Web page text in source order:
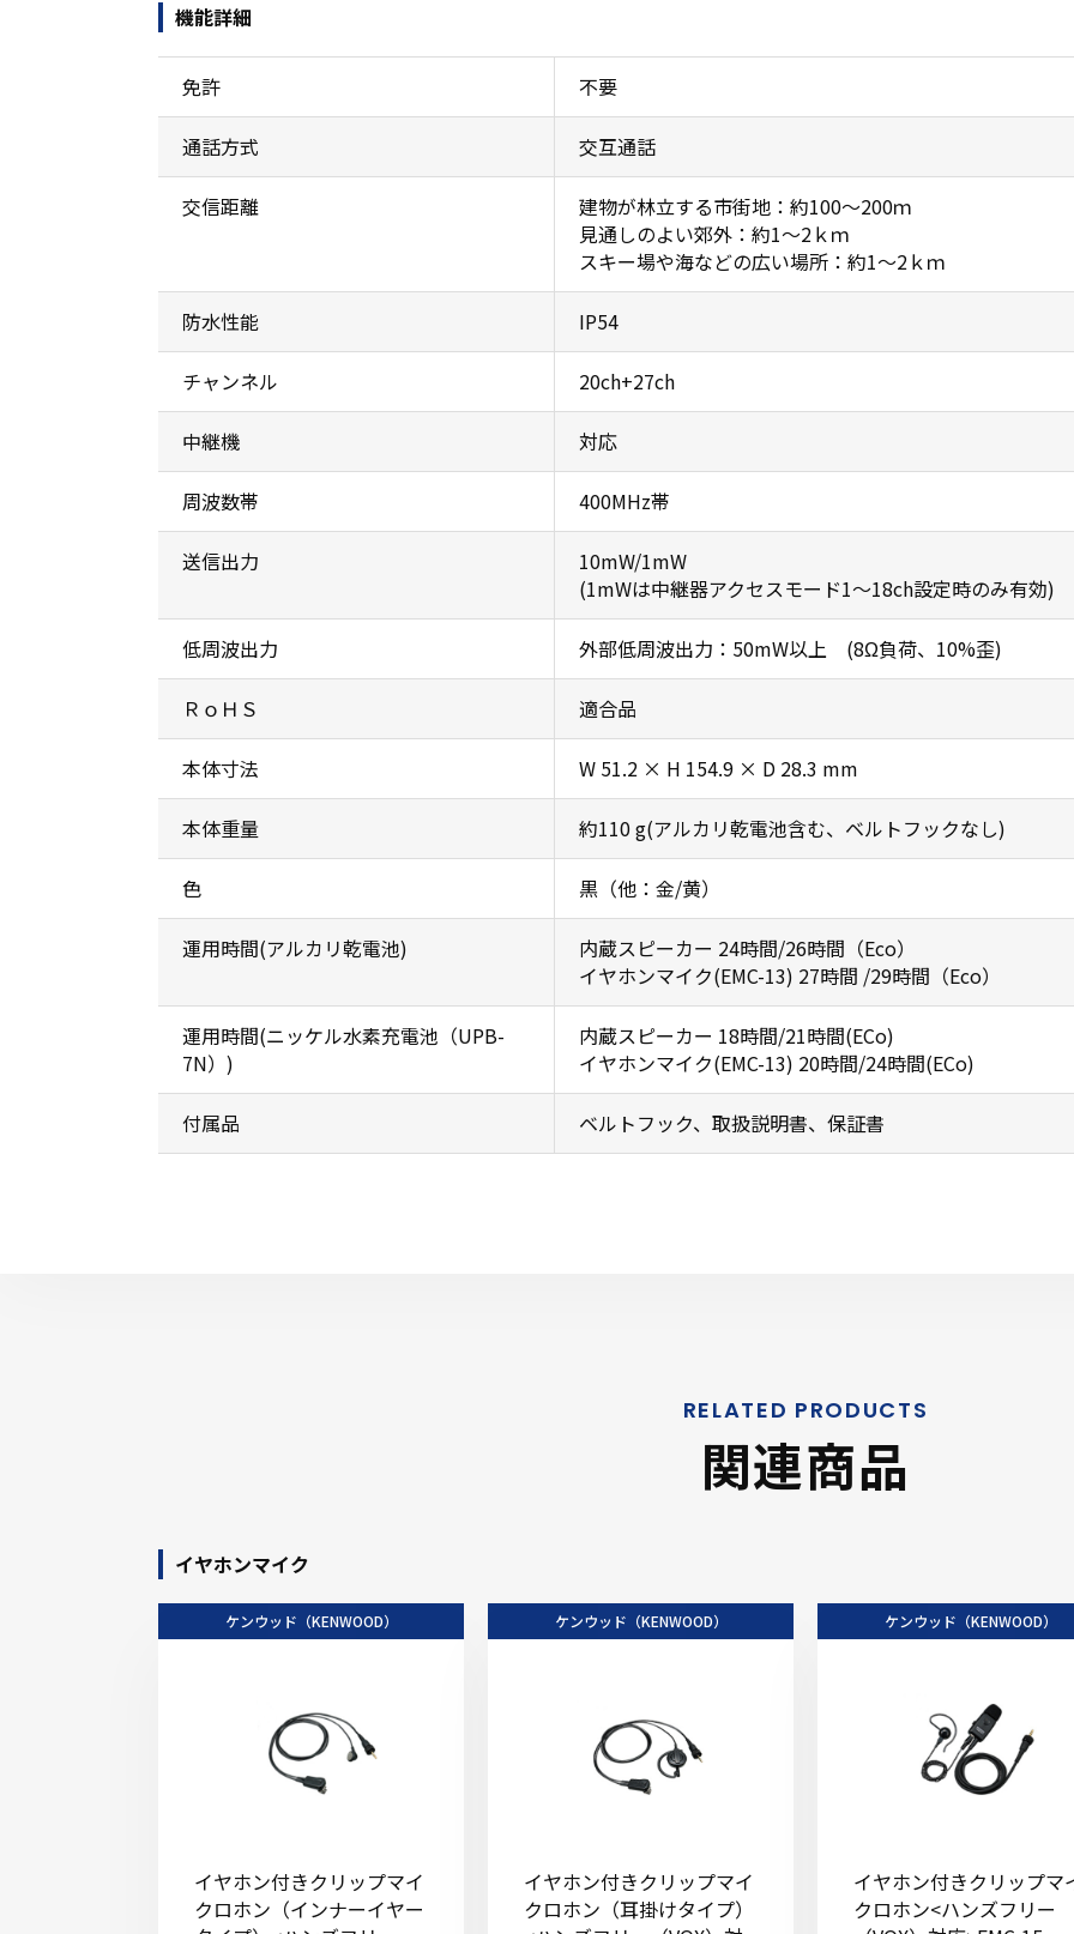
機能詳細
免許 不要
通話方式 交互通話
交信距離
建物が林立する市街地：約100〜200ｍ
見通しのよい郊外：約1〜2ｋｍ
スキー場や海などの広い場所：約1〜2ｋｍ
防水性能 IP54
チャンネル 20ch+27ch
中継機 対応
周波数帯 400MHz帯
送信出力
10mW/1mW
(1mWは中継器アクセスモード1〜18ch設定時のみ有効)
低周波出力 外部低周波出力：50mW以上 (8Ω負荷、10%歪)
ＲｏＨＳ 適合品
本体寸法 W 51.2 × H 154.9 × D 28.3 mm
本体重量 約110 g(アルカリ乾電池含む、ベルトフックなし)
色 黒（他：金/黄）
運用時間(アルカリ乾電池)
内蔵スピーカー 24時間/26時間（Eco）
イヤホンマイク(EMC-13) 27時間 /29時間（Eco）
運用時間(ニッケル水素充電池（UPB-
7N）)
内蔵スピーカー 18時間/21時間(ECo)
イヤホンマイク(EMC-13) 20時間/24時間(ECo)
付属品 ベルトフック、取扱説明書、保証書
関連商品
イヤホンマイク
ケンウッド（KENWOOD）
イヤホン付きクリップマイ
クロホン（インナーイヤー
ケンウッド（KENWOOD）
イヤホン付きクリップマイ
クロホン（耳掛けタイプ）
ケンウッド（KENWOOD）
イヤホン付きクリップマ
クロホン<ハンズフリー